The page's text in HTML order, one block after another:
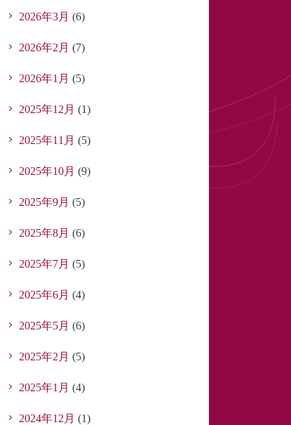
2026年3月 (6)
2026年2月 (7)
2026年1月 (5)
2025年12月 (1)
2025年11月 (5)
2025年10月 (9)
2025年9月 (5)
2025年8月 (6)
2025年7月 (5)
2025年6月 (4)
2025年5月 (6)
2025年2月 (5)
2025年1月 (4)
2024年12月 (1)